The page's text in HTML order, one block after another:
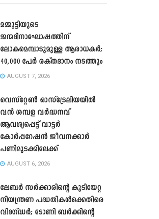
മമ്മൂട്ടിയുടെ
ജന്മദിനാഘോഷത്തിന്
ലോകമെമ്പാടുമുള്ള ആരാധകർ;
40,000 പേർ രക്തദാനം നടത്തും
AUGUST 7, 2026
വെസ്റ്റേൺ ഓസ്‌ട്രേലിയയിൽ
വൻ ശമ്പള വർദ്ധനവ്
ആവശ്യപ്പെട്ട് വാട്ടർ
കോർപ്പറേഷൻ ജീവനക്കാർ
പണിമുടക്കിലേക്ക്
AUGUST 6, 2026
ലേബർ സർക്കാരിന്റെ കുടിയേറ്റ
നിയന്ത്രണ പദ്ധതികൾക്കെതിരെ
വിദഗ്ദ്ധർ; ടോണി ബർക്കിന്റെ